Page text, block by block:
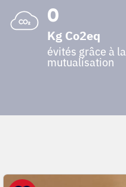
0
Kg Co2eq
évités grâce à la
mutualisation